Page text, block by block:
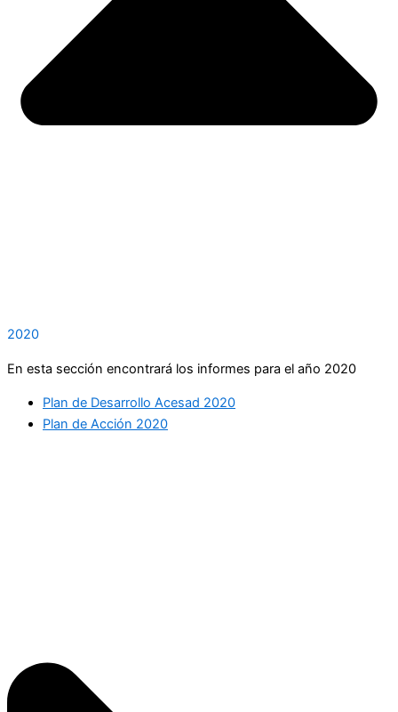
2020
En esta sección encontrará los informes para el año 2020
Plan de Desarrollo Acesad 2020
Plan de Acción 2020